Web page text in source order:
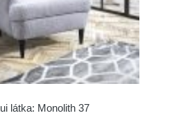
látka: Monolith 37